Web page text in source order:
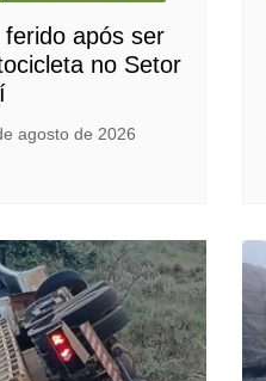
após ser
no Setor
agosto de 2026